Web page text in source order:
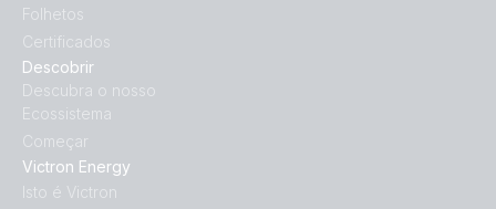
Descobrir
Descubra o nosso
Ecossistema
Começar
Victron Energy
Isto é Victron
Folhetos
Certificados